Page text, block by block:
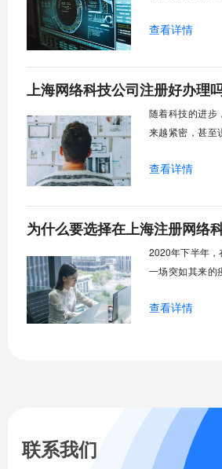
司的材料和其他
查看详情
上海网络科技公司注册好办理
随着科技的进步
来越紧密，甚至
技的发达为我
眼中的一大块“肥
司注册好办理吗
查看详情
为什么要选择在上海注册网络
2020年下半年，
一场突如其来的
冲击，然而网络
发展，未来网
的技术实施条
间。无一互联网
查看详情
联系我们